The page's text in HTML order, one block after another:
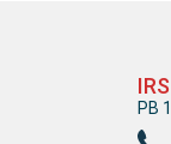
IRS
PB